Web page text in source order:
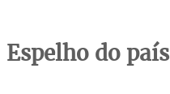
Espelho do país